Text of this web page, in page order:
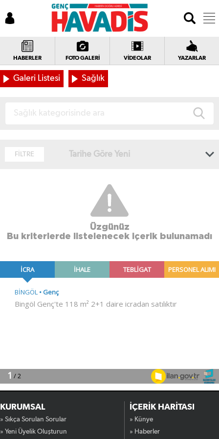
HABERLER FOTO GALERİ VİDEOLAR YAZARLAR
Galeri Listesi Sağlık
FİLTRE Tarihe Göre Yeni
Üzgünüz
Bu kriterlerde listelenecek içerik bulunamadı
KURUMSAL
» Sıkça Sorulan Sorular
» Yeni Üyelik Oluşturun
İÇERİK HARİTASI
» Künye
» Haberler